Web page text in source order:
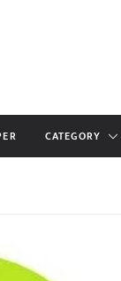
CATEGORY